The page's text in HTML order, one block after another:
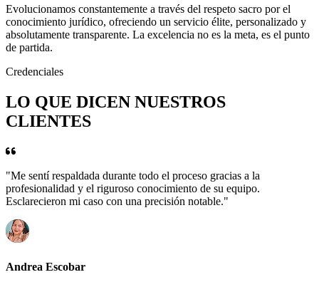
Evolucionamos constantemente a través del respeto sacro por el
conocimiento jurídico, ofreciendo un servicio élite, personalizado y
absolutamente transparente. La excelencia no es la meta, es el punto
de partida.
Credenciales
LO QUE DICEN NUESTROS
CLIENTES
"Me sentí respaldada durante todo el proceso gracias a la
profesionalidad y el riguroso conocimiento de su equipo.
Esclarecieron mi caso con una precisión notable."
Andrea Escobar